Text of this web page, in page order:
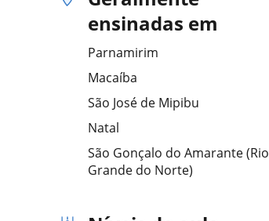
ensinadas em
Parnamirim
Macaíba
São José de Mipibu
Natal
São Gonçalo do Amarante (Rio
Grande do Norte)